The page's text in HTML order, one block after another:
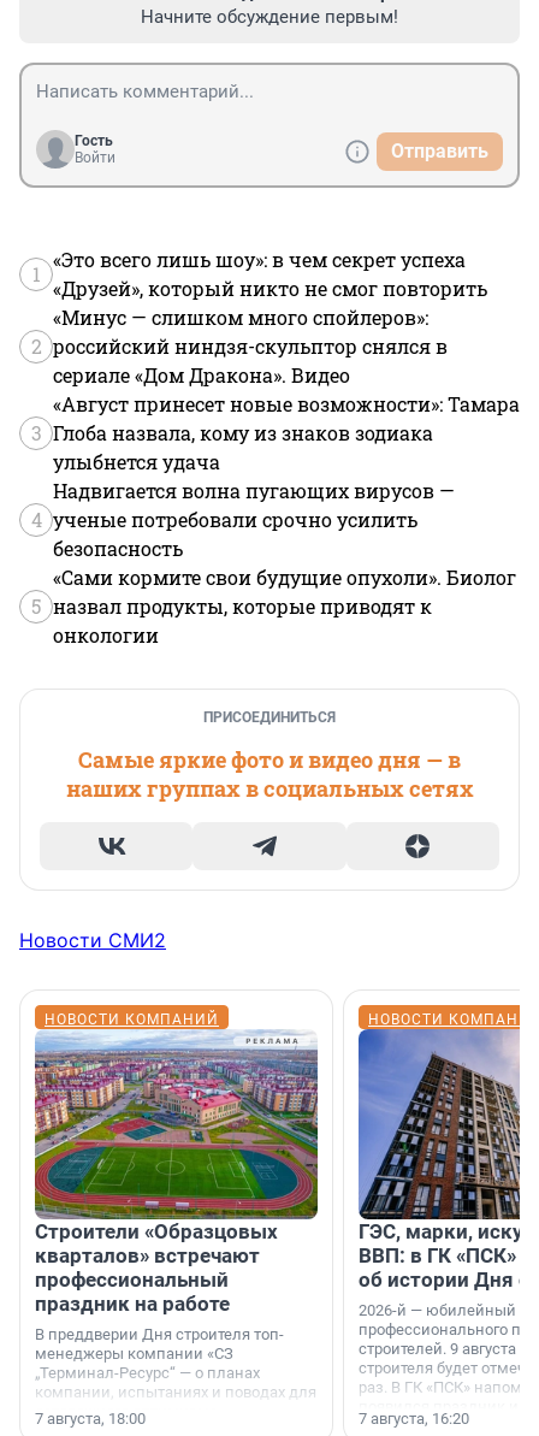
Начните обсуждение первым!
Гость
Войти
Отправить
1
«Это всего лишь шоу»: в чем секрет успеха
«Друзей», который никто не смог повторить
2
«Минус — слишком много спойлеров»:
российский ниндзя-скульптор снялся в
сериале «Дом Дракона». Видео
3
«Август принесет новые возможности»: Тамара
Глоба назвала, кому из знаков зодиака
улыбнется удача
4
Надвигается волна пугающих вирусов —
ученые потребовали срочно усилить
безопасность
5
«Сами кормите свои будущие опухоли». Биолог
назвал продукты, которые приводят к
онкологии
ПРИСОЕДИНИТЬСЯ
Самые яркие фото и видео дня — в
наших группах в социальных сетях
Новости СМИ2
НОВОСТИ КОМПАНИЙ
Строители «Образцовых
кварталов» встречают
профессиональный
праздник на работе
В преддверии Дня строителя топ-
менеджеры компании «СЗ
„Терминал-Ресурс“ — о планах
компании, испытаниях и поводах для
осторожного оптимизма.
7 августа, 18:00
НОВОСТИ
ГЭС, марки,
ВВП: в ГК «ПСК»
об истории Дня
2026-й — юбилейный
профессионального
строителей. 9 августа
строителя будет
раз. В ГК «ПСК»
поменялась роль
7 августа, 16:20